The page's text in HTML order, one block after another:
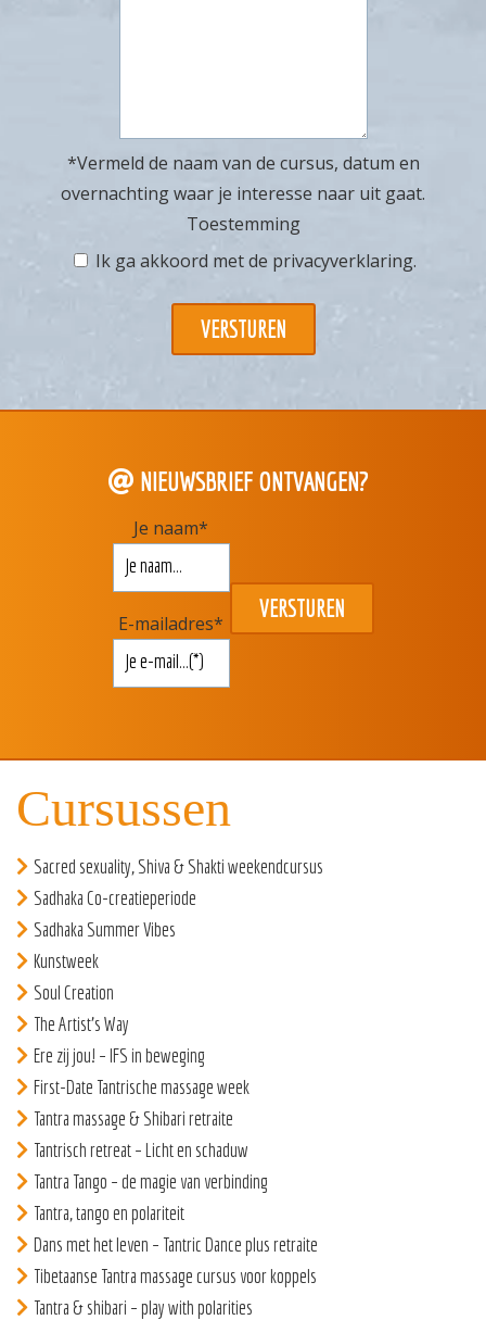
*Vermeld de naam van de cursus, datum en
overnachting waar je interesse naar uit gaat.
Toestemming
Ik ga akkoord met de privacyverklaring.
NIEUWSBRIEF ONTVANGEN?
Je naam*
E-mailadres*
Cursussen
Sacred sexuality, Shiva & Shakti weekendcursus
Sadhaka Co-creatieperiode
Sadhaka Summer Vibes
Kunstweek
Soul Creation
The Artist’s Way
Ere zij jou! – IFS in beweging
First-Date Tantrische massage week
Tantra massage & Shibari retraite
Tantrisch retreat – Licht en schaduw
Tantra Tango – de magie van verbinding
Tantra, tango en polariteit
Dans met het leven – Tantric Dance plus retraite
Tibetaanse Tantra massage cursus voor koppels
Tantra & shibari – play with polarities